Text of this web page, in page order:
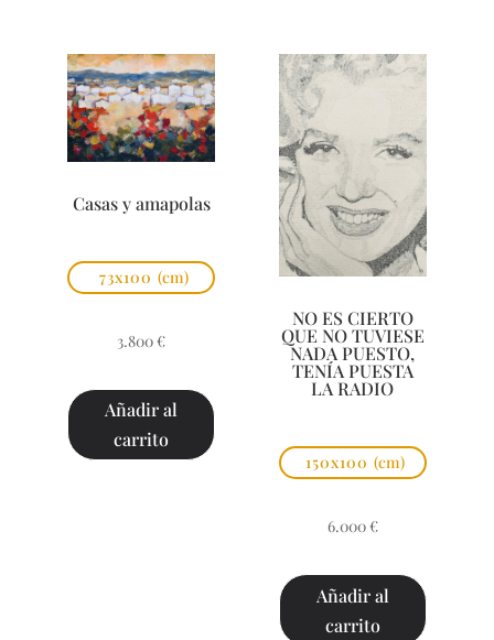
Casas y amapolas
73x100 (cm)
3.800 €
Añadir al
carrito
NO ES CIERTO
QUE NO TUVIESE
NADA PUESTO,
TENÍA PUESTA
LA RADIO
150x100 (cm)
6.000 €
Añadir al
carrito